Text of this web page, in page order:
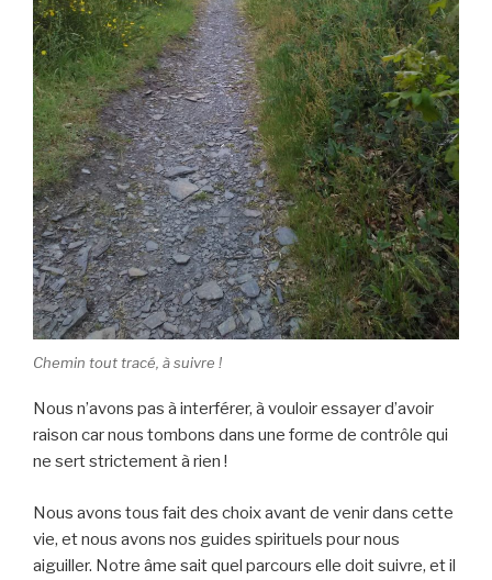
Chemin tout tracé, à suivre !
Nous n’avons pas à interférer, à vouloir essayer d’avoir
raison car nous tombons dans une forme de contrôle qui
ne sert strictement à rien !
Nous avons tous fait des choix avant de venir dans cette
vie, et nous avons nos guides spirituels pour nous
aiguiller. Notre âme sait quel parcours elle doit suivre, et il